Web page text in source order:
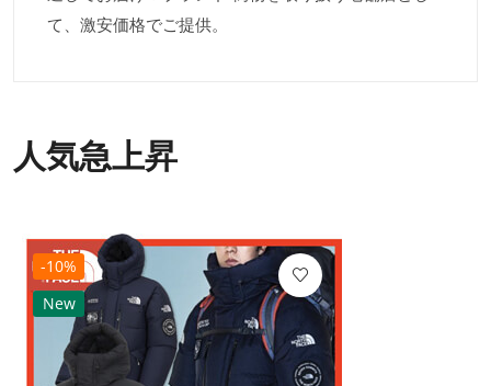
て、激安価格でご提供。
人気急上昇
-10%
New